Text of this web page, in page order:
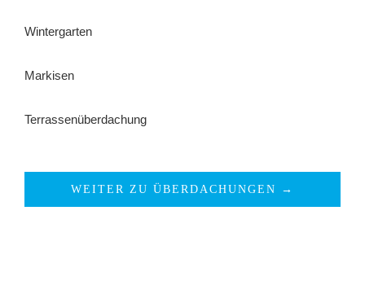
Wintergarten
Markisen
Terrassenüberdachung
WEITER ZU ÜBERDACHUNGEN →